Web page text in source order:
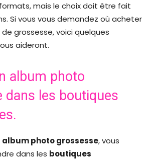
mais le choix doit être fait
Si vous vous demandez où acheter
grossesse, voici quelques
aideront.
album photo
dans les boutiques
album photo grossesse, vous
dans les boutiques